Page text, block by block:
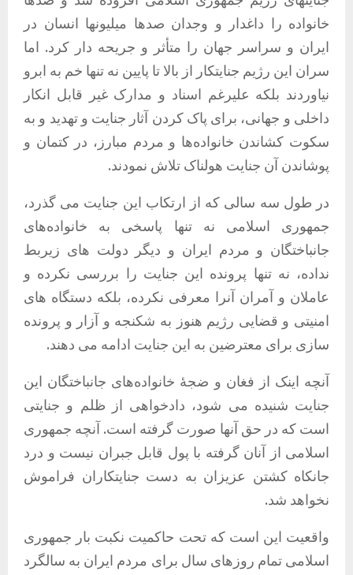
خانواده را داغدار و وجدان صدها میلیونها انسان در
ایران و سراسر جهان را متأثر و جریحه دار کرد. اما
سران این رژیم جنایتکار از بالا تا پایین نه تنها خم به ابرو
نیاوردند بلکه علیرغم اسناد و مدارک غیر قابل انکار
داخلی و جهانی، برای پاک کردن آثار جنایت و تهدید و به
سکوت کشاندن خانواده‌ها و مردم مبارز، در کتمان و
پوشاندن آن جنایت هولناک تلاش نمودند.
در طول سه سالی که از ارتکاب این جنایت می گذرد،
جمهوری اسلامی نه تنها پاسخی به خانواده‌های
جانباختگان و مردم ایران و دیگر دولت های زیربط
نداده، نه تنها پرونده این جنایت را بررسی نکرده و
عاملان و آمران آنرا معرفی نکرده، بلکه دستگاه های
امنیتی و قضایی رژیم هنوز به شکنجه و آزار و پرونده
سازی برای معترضین به این جنایت ادامه می دهند.
آنچه اینک از فغان و ضجۀ خانواده‌های جانباختگان این
جنایت شنیده می شود، دادخواهی از ظلم و جنایتی
است که در حق آنها صورت گرفته است. آنچه جمهوری
اسلامی از آنان گرفته با پول قابل جبران نیست و درد
جانکاه کشتن عزیزان به دست جنایتکاران فراموش
نخواهد شد.
واقعیت این است که تحت حاکمیت نکبت بار جمهوری
اسلامی تمام روزهای سال برای مردم ایران به سالگرد